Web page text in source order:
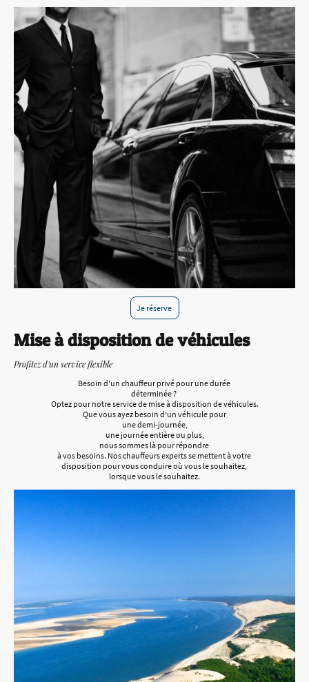
Je réserve
Mise à disposition de véhicules
Profitez d'un service flexible
Besoin d'un chauffeur privé pour une durée
déterminée ?
Optez pour notre service de mise à disposition de véhicules.
Que vous ayez besoin d'un véhicule pour
une demi-journée,
une journée entière ou plus,
nous sommes là pour répondre
à vos besoins. Nos chauffeurs experts se mettent à votre
disposition pour vous conduire où vous le souhaitez,
lorsque vous le souhaitez.